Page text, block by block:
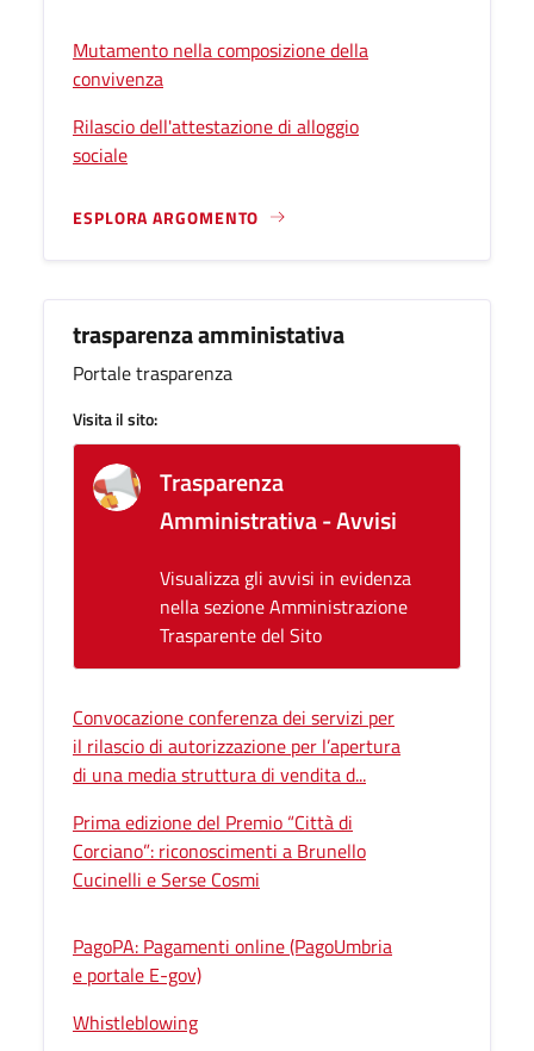
Mutamento nella composizione della
convivenza
Rilascio dell'attestazione di alloggio
sociale
ESPLORA ARGOMENTO
trasparenza amministativa
Portale trasparenza
Visita il sito:
Trasparenza
Amministrativa - Avvisi
Visualizza gli avvisi in evidenza
nella sezione Amministrazione
Trasparente del Sito
Convocazione conferenza dei servizi per
il rilascio di autorizzazione per l’apertura
di una media struttura di vendita d...
Prima edizione del Premio “Città di
Corciano”: riconoscimenti a Brunello
Cucinelli e Serse Cosmi
PagoPA: Pagamenti online (PagoUmbria
e portale E-gov)
Whistleblowing